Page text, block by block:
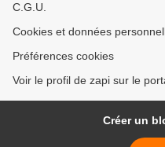
C.G.U.
Cookies et données
Préférences cookies
Voir le profil de zapi sur le
Créer un